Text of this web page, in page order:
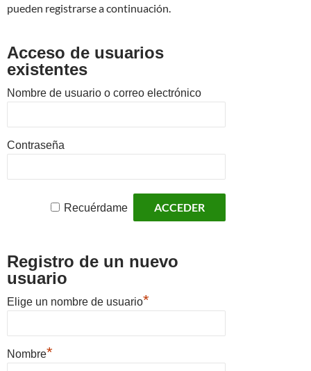
pueden registrarse a continuación.
Acceso de usuarios
existentes
Nombre de usuario o correo electrónico
Contraseña
Recuérdame
Registro de un nuevo
usuario
Elige un nombre de usuario*
Nombre*